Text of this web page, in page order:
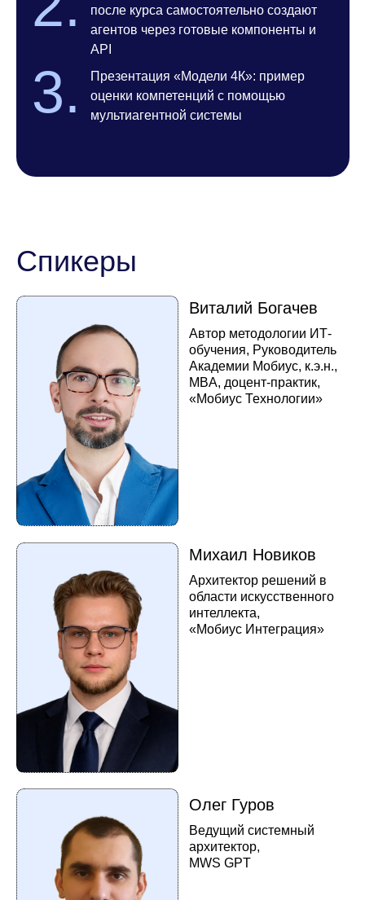
Регистрация
Внедрение LLM в бизнес: от выбора
26 февраля 2026 11:00 мск
Я даю ООО «МобиусТех» согласие на обработку моих
персональных данных в соответствиис политикой об
обработке персональных данных
Я согласен(-на) получать новостные и рекламные
материалы компании (можно отписаться в любой момент
через простую форму)
Зарегистрироваться
инструменты, чтобы стать лидером
изменений, а не отстающим.
Директор по маркетингу и PR
Сорокина Дарья
+7 926 764-64-25
Контакты для связи